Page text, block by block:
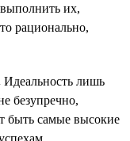
их,
рационально,
Идеальность лишь
безупречно,
быть самые высокие